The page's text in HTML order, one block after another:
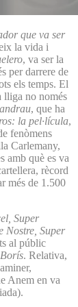
que va ser
la vida i
, va ser la
per darrere de
els temps. El
lliga no només
, que ha
la pel·lícula,
fenòmens
Carlemany,
amb què es va
rècord
més de 1.500
Super
Nostre, Super
al públic
Borís. Relativa,
Anem en va